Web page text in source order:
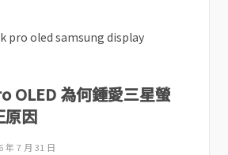
OLED 為何鍾愛三星螢
原因
年 7 月 31 日